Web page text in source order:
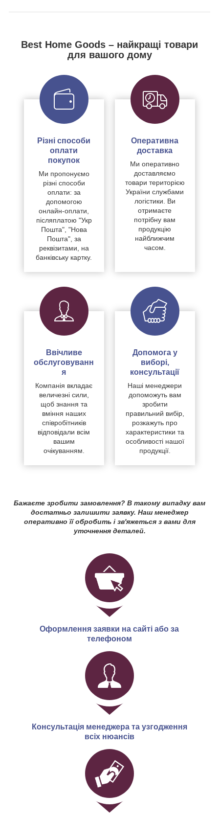
Best Home Goods – найкращі товари
для вашого дому
Різні способи
оплати
покупок
Ми пропонуємо
різні способи
оплати: за
допомогою
онлайн-оплати,
післяплатою "Укр
Пошта", "Нова
Пошта", за
реквізитами, на
банківську картку.
Оперативна
доставка
Ми оперативно
доставляємо
товари територією
України службами
логістики. Ви
отримаєте
потрібну вам
продукцію
найближчим
часом.
Ввічливе
обслуговуванн
я
Компанія вкладає
величезні сили,
щоб знання та
вміння наших
співробітників
відповідали всім
вашим
очікуванням.
Допомога у
виборі,
консультації
Наші менеджери
допоможуть вам
зробити
правильний вибір,
розкажуть про
характеристики та
особливості нашої
продукції.
Бажаєте зробити замовлення? В такому випадку вам
достатньо залишити заявку. Наш менеджер
оперативно її обробить і зв'яжеться з вами для
уточнення деталей.
Оформлення заявки на сайті або за
телефоном
Консультація менеджера та узгодження
всіх нюансів